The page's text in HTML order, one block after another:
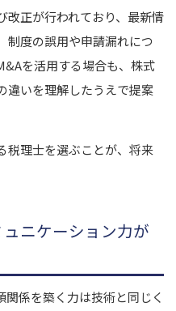
改正が行われており、最新情
制度の誤用や申請漏れにつ
を活用する場合も、株式
違いを理解したうえで提案
税理士を選ぶことが、将来
ニケーション力が
係を築く力は技術と同じく